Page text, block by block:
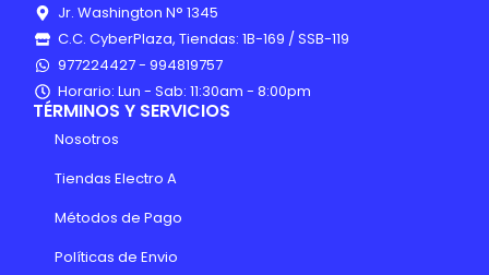
Jr. Washington N° 1345
C.C. CyberPlaza, Tiendas: 1B-169 / SSB-119
977224427 - 994819757
Horario: Lun - Sab: 11:30am - 8:00pm
TÉRMINOS Y SERVICIOS
Nosotros
Tiendas Electro A
Métodos de Pago
Políticas de Envio